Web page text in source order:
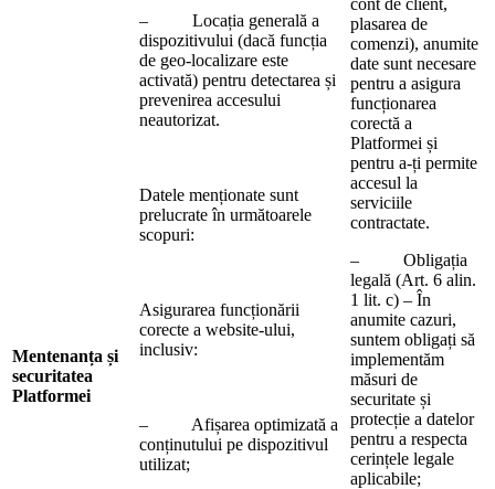
Mentenanța și
securitatea
Platformei
– Locația generală a
dispozitivului (dacă funcția
de geo-localizare este
activată) pentru detectarea și
prevenirea accesului
neautorizat.
Datele menționate sunt
prelucrate în următoarele
scopuri:
Asigurarea funcționării
corecte a website-ului,
inclusiv:
– Afișarea optimizată a
conținutului pe dispozitivul
utilizat;
cont de client,
plasarea de
comenzi), anumite
date sunt necesare
pentru a asigura
funcționarea
corectă a
Platformei și
pentru a-ți permite
accesul la
serviciile
contractate.
– Obligația
legală (Art. 6 alin.
1 lit. c) – În
anumite cazuri,
suntem obligați să
implementăm
măsuri de
securitate și
protecție a datelor
pentru a respecta
cerințele legale
aplicabile;